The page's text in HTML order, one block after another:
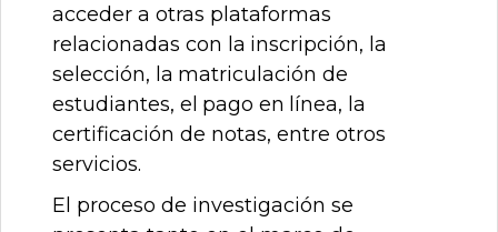
acceder a otras plataformas
relacionadas con la inscripción, la
selección, la matriculación de
estudiantes, el pago en línea, la
certificación de notas, entre otros
servicios.
El proceso de investigación se